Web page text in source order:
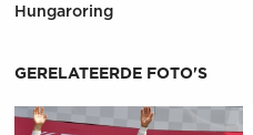
Hungaroring
GERELATEERDE FOTO'S